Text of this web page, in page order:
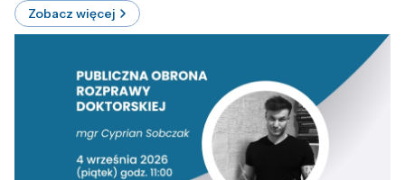
Zobacz więcej